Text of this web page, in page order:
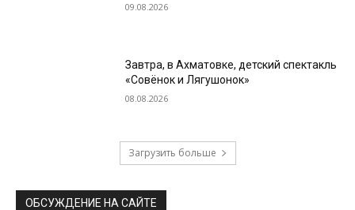
09.08.2026
Завтра, в Ахматовке, детский спектакль
«Совёнок и Лягушонок»
08.08.2026
Загрузить больше
ОБСУЖДЕНИЕ НА САЙТЕ